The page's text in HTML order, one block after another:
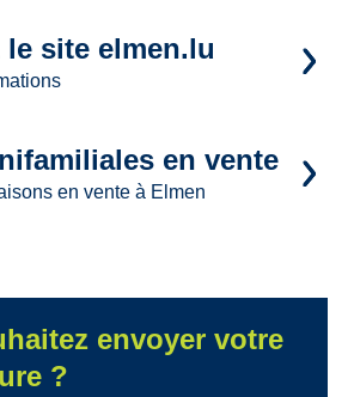
le site elmen.lu
en vente
en vente à Elmen
envoyer votre
?